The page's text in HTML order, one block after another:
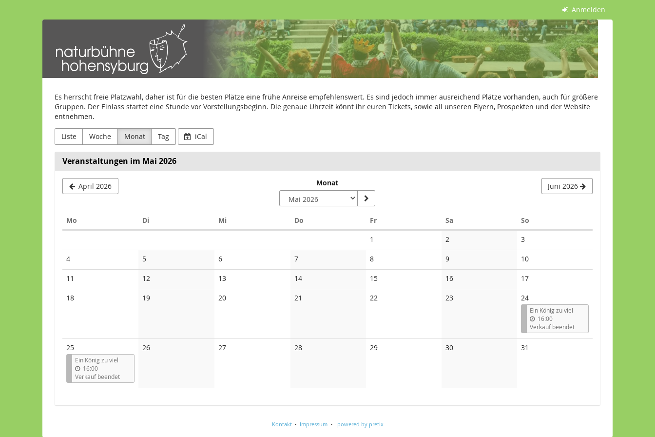
Anmelden
Naturbühne
Hohensyburg
e.V.
Es herrscht freie Platzwahl, daher ist für die besten Plätze eine frühe Anreise empfehlenswert. Es sind jedoch immer ausreichend Plätze vorhanden, auch für größere
Gruppen. Der Einlass startet eine Stunde vor Vorstellungsbeginn. Die genaue Uhrzeit könnt ihr euren Tickets, sowie all unseren Flyern, Prospekten und der Website
entnehmen.
Liste Woche Monat Tag iCal
Veranstaltungen im Mai 2026
April 2026 Monat Juni 2026
Mo DiDienstag MiMittwoch Do FrFreitag SaSamstag So
1
Veranstaltungen
2
Veranstaltungen
3Keine
Veranstaltungen
4Keine
Veranstaltungen
5Keine
Veranstaltungen
6Keine
Veranstaltungen
7Keine
Veranstaltungen
8Keine
Veranstaltungen
9Keine
Veranstaltungen
10Keine
Veranstaltungen
11
Veranstaltungen
12
Veranstaltungen
13Keine
Veranstaltungen
14Keine
Veranstaltungen
15Keine
Veranstaltungen
16Keine
Veranstaltungen
17Keine
Veranstaltungen
18Keine
19Keine
20Keine
21 22 23Keine
24
Ein König zu viel
16:00
Verkauf beendet
25
Ein König zu viel
16:00
Verkauf beendet
26Keine
27Keine
28Keine
29Keine
30Keine
31
Kontakt Impressum powered by pretix